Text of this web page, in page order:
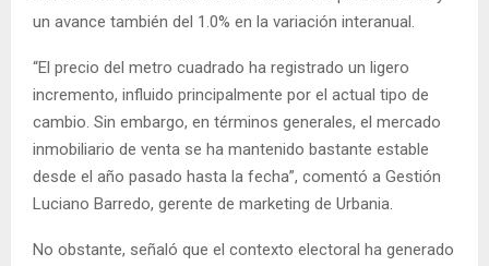
un avance también del 1.0% en la variación interanual.
“El precio del metro cuadrado ha registrado un ligero
incremento, influido principalmente por el actual tipo de
cambio. Sin embargo, en términos generales, el mercado
inmobiliario de venta se ha mantenido bastante estable
desde el año pasado hasta la fecha”, comentó a Gestión
Luciano Barredo, gerente de marketing de Urbania.
No obstante, señaló que el contexto electoral ha generado